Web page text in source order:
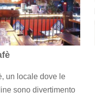
un locale dove le
sono divertimento